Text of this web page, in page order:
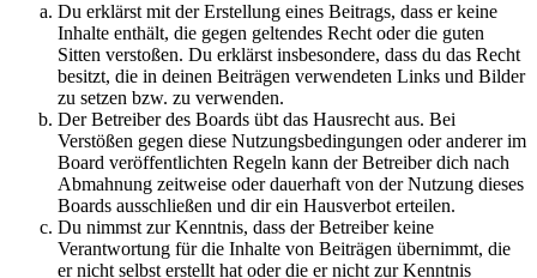
Du erklärst mit der Erstellung eines Beitrags, dass er keine
Inhalte enthält, die gegen geltendes Recht oder die guten
Sitten verstoßen. Du erklärst insbesondere, dass du das Recht
besitzt, die in deinen Beiträgen verwendeten Links und Bilder
zu setzen bzw. zu verwenden.
Der Betreiber des Boards übt das Hausrecht aus. Bei
Verstößen gegen diese Nutzungsbedingungen oder anderer im
Board veröffentlichten Regeln kann der Betreiber dich nach
Abmahnung zeitweise oder dauerhaft von der Nutzung dieses
Boards ausschließen und dir ein Hausverbot erteilen.
Du nimmst zur Kenntnis, dass der Betreiber keine
Verantwortung für die Inhalte von Beiträgen übernimmt, die
er nicht selbst erstellt hat oder die er nicht zur Kenntnis